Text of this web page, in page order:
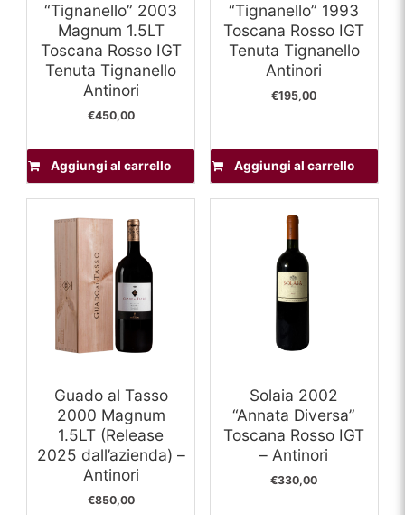
“Tignanello” 2003
Magnum 1.5LT
Toscana Rosso IGT
Tenuta Tignanello
Antinori
€450,00
Aggiungi al carrello
“Tignanello” 1993
Toscana Rosso IGT
Tenuta Tignanello
Antinori
€195,00
Aggiungi al carrello
Guado al Tasso
2000 Magnum
1.5LT (Release
2025 dall’azienda) –
Antinori
€850,00
Solaia 2002
“Annata Diversa”
Toscana Rosso IGT
– Antinori
€330,00